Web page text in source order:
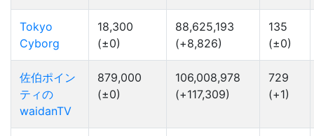
Tokyo
Cyborg
18,300
(±0)
88,625,193
(+8,826)
135
(±0)
佐伯ポイン
ティの
waidanTV
879,000
(±0)
106,008,978
(+117,309)
729
(+1)